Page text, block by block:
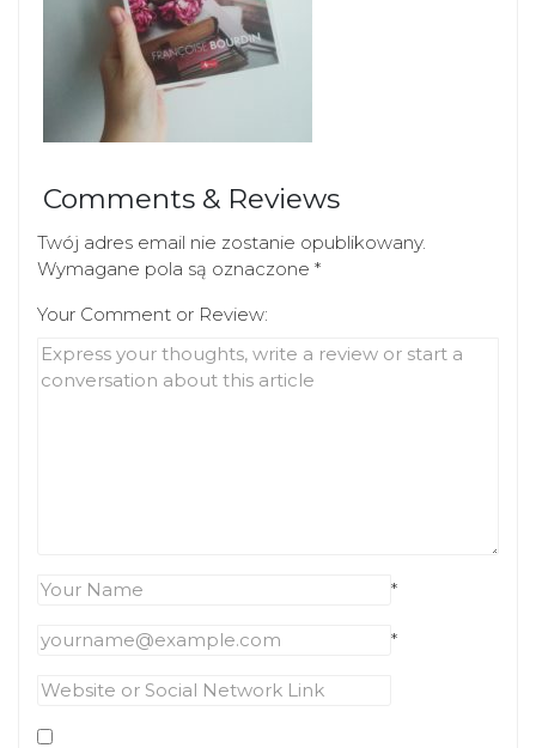
Comments & Reviews
Twój adres email nie zostanie opublikowany.
Wymagane pola są oznaczone *
Your Comment or Review:
*
*